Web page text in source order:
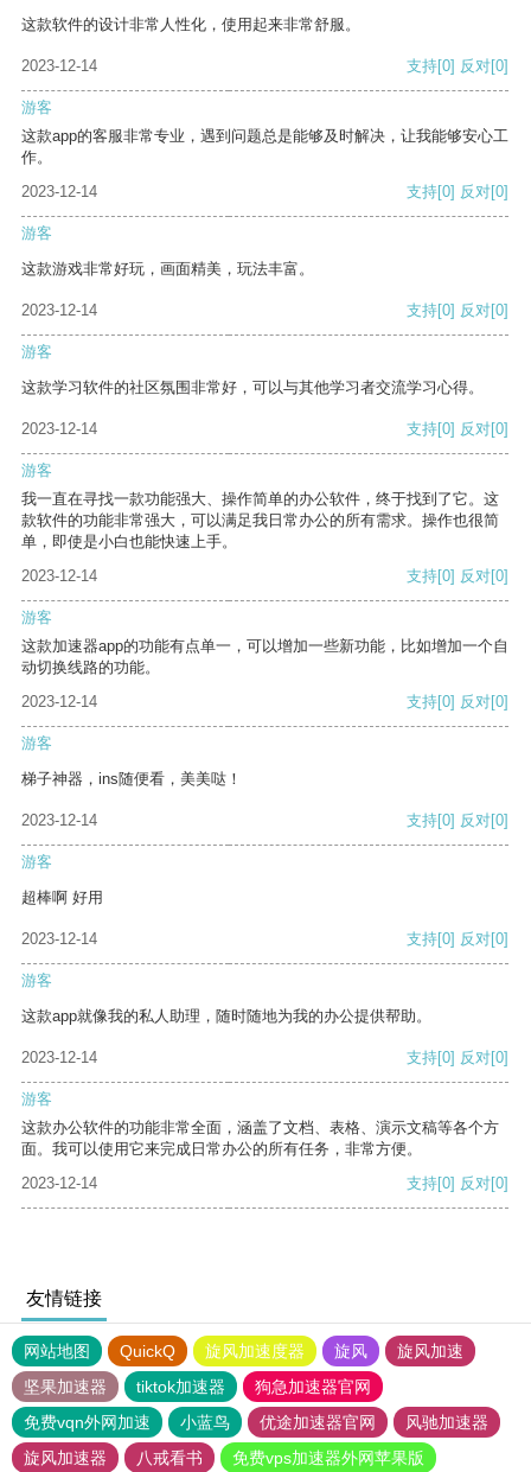
这款软件的设计非常人性化，使用起来非常舒服。
2023-12-14 支持[0] 反对[0]
游客
这款app的客服非常专业，遇到问题总是能够及时解决，让我能够安心工
作。
2023-12-14
支持[0] 反对[0]
游客
这款游戏非常好玩，画面精美，玩法丰富。
2023-12-14 支持[0] 反对[0]
游客
这款学习软件的社区氛围非常好，可以与其他学习者交流学习心得。
2023-12-14 支持[0] 反对[0]
游客
我一直在寻找一款功能强大、操作简单的办公软件，终于找到了它。这
款软件的功能非常强大，可以满足我日常办公的所有需求。操作也很简
单，即使是小白也能快速上手。
2023-12-14
支持[0] 反对[0]
游客
这款加速器app的功能有点单一，可以增加一些新功能，比如增加一个自
动切换线路的功能。
2023-12-14
支持[0] 反对[0]
游客
梯子神器，ins随便看，美美哒！
2023-12-14 支持[0] 反对[0]
游客
超棒啊 好用
2023-12-14 支持[0] 反对[0]
游客
这款app就像我的私人助理，随时随地为我的办公提供帮助。
2023-12-14 支持[0] 反对[0]
游客
这款办公软件的功能非常全面，涵盖了文档、表格、演示文稿等各个方
面。我可以使用它来完成日常办公的所有任务，非常方便。
2023-12-14
支持[0] 反对[0]
友情链接
网站地图 QuickQ 旋风加速度器 旋风
旋风加速
坚果加速器
tiktok加速器
狗急加速器官网
免费vqn外网加速
小蓝鸟 优途加速器官网
风驰加速器
旋风加速器
八戒看书 免费vps加速器外网苹果版